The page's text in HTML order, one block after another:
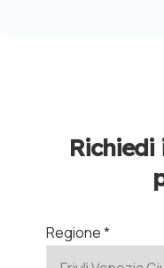
Richiedi
Regione *